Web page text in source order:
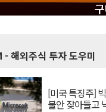
- 해외주식 투자 도우미
[미국 특징주]
불안 잦아들고